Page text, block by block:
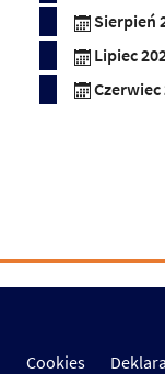
Sierpień
Lipiec
Czerwiec
Cookies